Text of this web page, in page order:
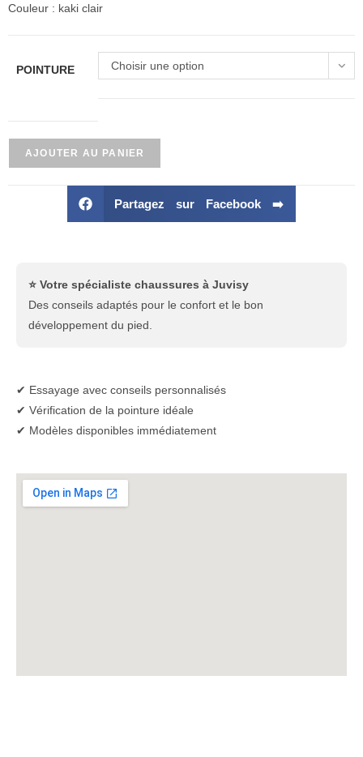
Couleur : kaki clair
POINTURE Choisir une option
AJOUTER AU PANIER
Partagez sur Facebook ➡️
⭐ Votre spécialiste chaussures à Juvisy
Des conseils adaptés pour le confort et le bon
développement du pied.
✔ Essayage avec conseils personnalisés
✔ Vérification de la pointure idéale
✔ Modèles disponibles immédiatement